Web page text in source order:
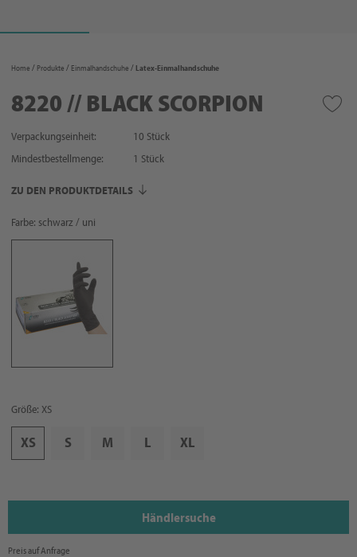
Home Produkte Einmalhandschuhe Latex-Einmalhandschuhe
8220 // BLACK SCORPION
Verpackungseinheit:
10 Stück
Mindestbestellmenge:
1 Stück
ZU DEN PRODUKTDETAILS
Farbe: schwarz / uni
Größe: XS
XS S M L XL
Händlersuche
Preis auf Anfrage